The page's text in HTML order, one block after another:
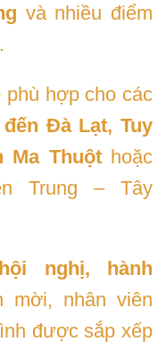
và nhiều điểm
phù hợp cho các
Đà Lạt, Tuy
Ma Thuộthoặc
Trung – Tây
nghị, hành
mời, nhân viên
được sắp xếp